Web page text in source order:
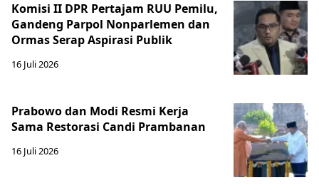
Komisi II DPR Pertajam RUU Pemilu,
Gandeng Parpol Nonparlemen dan
Ormas Serap Aspirasi Publik
16 Juli 2026
Prabowo dan Modi Resmi Kerja
Sama Restorasi Candi Prambanan
16 Juli 2026